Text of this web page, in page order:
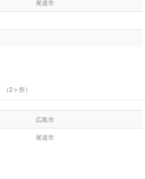
尾道市
（2ヶ所）
広島市
尾道市